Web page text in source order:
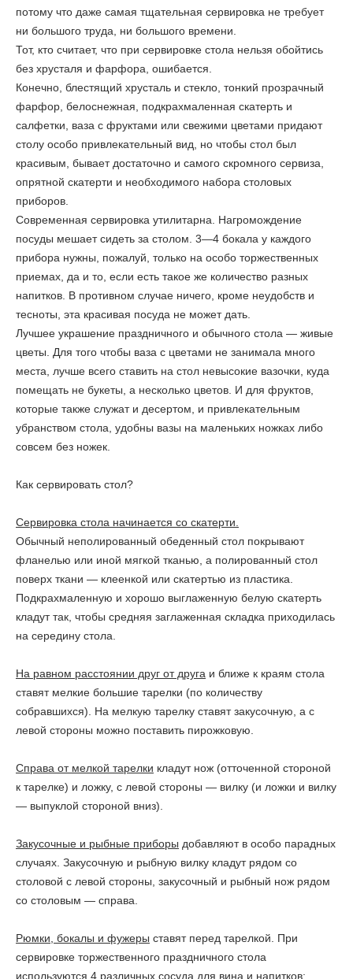
потому что даже самая тщательная сервировка не требует
ни большого труда, ни большого времени.
Тот, кто считает, что при сервировке стола нельзя обойтись
без хрусталя и фарфора, ошибается.
Конечно, блестящий хрусталь и стекло, тонкий прозрачный
фарфор, белоснежная, подкрахмаленная скатерть и
салфетки, ваза с фруктами или свежими цветами придают
столу особо привлекательный вид, но чтобы стол был
красивым, бывает достаточно и самого скромного сервиза,
опрятной скатерти и необходимого набора столовых
приборов.
Современная сервировка утилитарна. Нагромождение
посуды мешает сидеть за столом. 3—4 бокала у каждого
прибора нужны, пожалуй, только на особо торжественных
приемах, да и то, если есть такое же количество разных
напитков. В противном случае ничего, кроме неудобств и
тесноты, эта красивая посуда не может дать.
Лучшее украшение праздничного и обычного стола — живые
цветы. Для того чтобы ваза с цветами не занимала много
места, лучше всего ставить на стол невысокие вазочки, куда
помещать не букеты, а несколько цветов. И для фруктов,
которые также служат и десертом, и привлекательным
убранством стола, удобны вазы на маленьких ножках либо
совсем без ножек.
Как сервировать стол?
Сервировка стола начинается со скатерти.
Обычный неполированный обеденный стол покрывают
фланелью или иной мягкой тканью, а полированный стол
поверх ткани — клеенкой или скатертью из пластика.
Подкрахмаленную и хорошо выглаженную белую скатерть
кладут так, чтобы средняя заглаженная складка приходилась
на середину стола.
На равном расстоянии друг от друга и ближе к краям стола
ставят мелкие большие тарелки (по количеству
собравшихся). На мелкую тарелку ставят закусочную, а с
левой стороны можно поставить пирожковую.
Справа от мелкой тарелки кладут нож (отточенной стороной
к тарелке) и ложку, с левой стороны — вилку (и ложки и вилку
— выпуклой стороной вниз).
Закусочные и рыбные приборы добавляют в особо парадных
случаях. Закусочную и рыбную вилку кладут рядом со
столовой с левой стороны, закусочный и рыбный нож рядом
со столовым — справа.
Рюмки, бокалы и фужеры ставят перед тарелкой. При
сервировке торжественного праздничного стола
используются 4 различных сосуда для вина и напитков: